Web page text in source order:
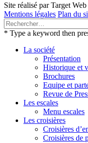
Site réalisé par Target Web
Mentions légales Plan du
Rechercher :
* Type a keyword then
La société
Présentation
Historique et
Brochures
Equipe et
Revue de
Les escales
Menu escales
Les croisières
Croisières
Croisières de